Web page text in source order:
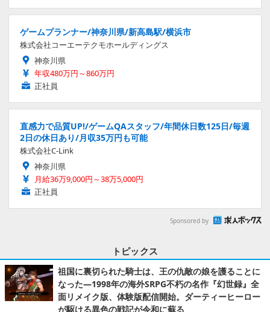
ゲームプランナー/神奈川県/新高島駅/横浜市
株式会社コーエーテクモホールディングス
神奈川県
年収480万円～860万円
正社員
直感力で品質UP!/ゲームQAスタッフ/年間休日数125日/毎週
2日の休日あり/月収35万円も可能
株式会社C-Link
神奈川県
月給36万9,000円～38万5,000円
正社員
Sponsored by
トピックス
祖国に裏切られた騎士は、王の仇敵の娘を護ることに
なった―1998年の海外SRPG不朽の名作『幻世録』全
面リメイク版、体験版配信開始。ダーティーヒーロー
が駆ける異色の戦記が令和に蘇る